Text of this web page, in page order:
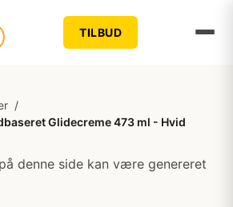
TILBUD
/
Glidecreme 473 ml - Hvid
denne side kan være genereret